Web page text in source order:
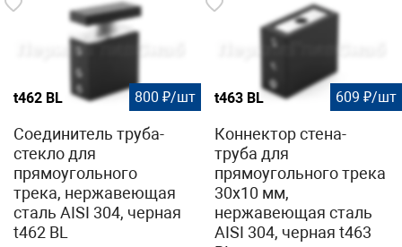
t462 BL 800 ₽/шт
Соединитель труба-
стекло для
прямоугольного
трека, нержавеющая
сталь AISI 304, черная
t462 BL
t463 BL 609 ₽/шт
Коннектор стена-
труба для
прямоугольного трека
30х10 мм,
нержавеющая сталь
AISI 304, черная t463